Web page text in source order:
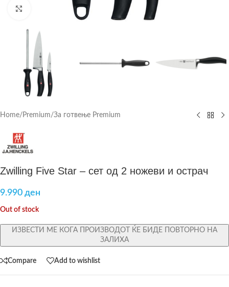
Click to enlarge
Home/ Premium/За готвење Premium
Zwilling Five Star – сет од 2 ножеви и острач
9.990 ден
Out of stock
ИЗВЕСТИ МЕ КОГА ПРОИЗВОДОТ ЌЕ БИДЕ ПОВТОРНО НА
ЗАЛИХА
Compare Add to wishlist